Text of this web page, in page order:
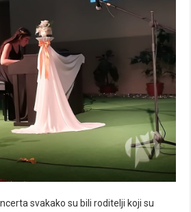
svakako su bili roditelji koji su